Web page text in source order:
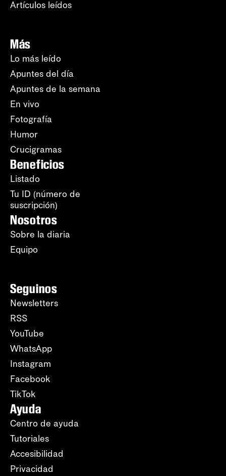
Artículos leídos
Más
Lo más leído
Apuntes del día
Apuntes de la semana
En vivo
Fotografía
Humor
Crucigramas
Beneficios
Listado
Tu ID (número de
suscripción)
Nosotros
Sobre la diaria
Equipo
Seguinos
Newsletters
RSS
YouTube
WhatsApp
Instagram
Facebook
TikTok
Ayuda
Centro de ayuda
Tutoriales
Accesibilidad
Privacidad